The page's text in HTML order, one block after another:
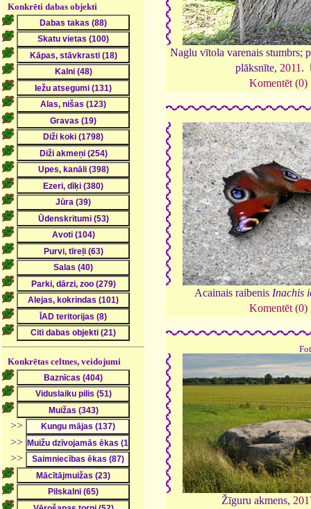
Konkrēti dabas objekti
Konkrētas celtnes, veidojumi
>>
>>
>>
Naglu vītola varenais stumbrs;
plāksnīte, 2011 .
Komentēt (0)
Acainais raibenis Inachis
Komentēt (0)
Žīguru akmens,